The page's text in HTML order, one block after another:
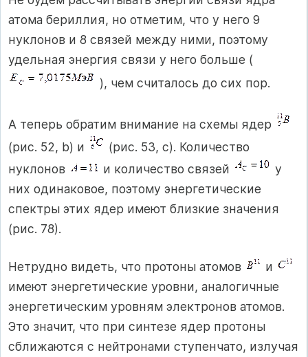
атома бериллия, но отметим, что у него 9
нуклонов и 8 связей между ними, поэтому
удельная энергия связи у него больше (
), чем считалось до сих пор.
А теперь обратим внимание на схемы ядер
(рис. 52, b) и
(рис. 53, с). Количество
нуклонов
и количество связей
у
них одинаковое, поэтому энергетические
спектры этих ядер имеют близкие значения
(рис. 78).
Нетрудно видеть, что протоны атомов
и
имеют энергетические уровни, аналогичные
энергетическим уровням электронов атомов.
Это значит, что при синтезе ядер протоны
сближаются с нейтронами ступенчато, излучая